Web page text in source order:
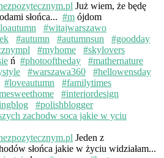
Już wiem, że będę
słońca... #m ójdom
#witajwarszawo
#autumn #autumnsun
#goodday
#myhome
#skylovers
ń #photooftheday
#mathernature
#warszawa360
#hellowensday
#loveautumn
#familytimes
#interiordesign
#polishblogger
Jeden z
słońca jakie w życiu widziałam...